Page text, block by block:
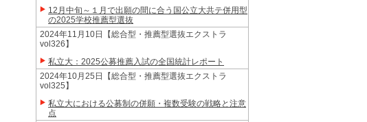
12月中旬～１月で出願の間に合う国公立大共テ併用型
の2025学校推薦型選抜
2024年11月10日【総合型・推薦型選抜エクストラ
vol326】
私立大：2025公募推薦入試の全国統計レポート
2024年10月25日【総合型・推薦型選抜エクストラ
vol325】
私立大における公募制の併願・複数受験の戦略と注意
点